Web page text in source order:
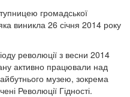
громадської
виникла 26 січня 2014 року
революції з весни 2014
активно працювали над
музею, зокрема
Революції Гідності.